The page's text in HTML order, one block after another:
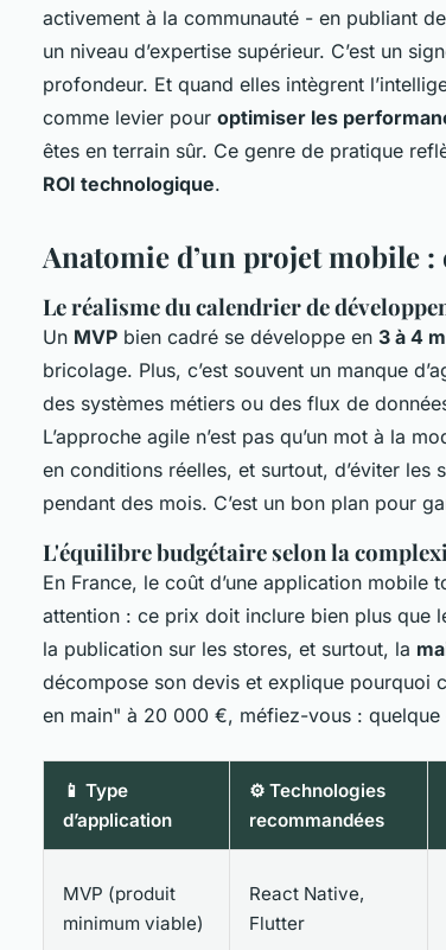
activement à la communauté - en publiant
un niveau d’expertise supérieur. C’est un
profondeur. Et quand elles intègrent
comme levier pour optimiser les
êtes en terrain sûr. Ce genre de pratique
ROI technologique.
Anatomie d’un projet mobile
Le réalisme du calendrier de
Un MVP bien cadré se développe en 3 à 4
bricolage. Plus, c’est souvent un manque
des systèmes métiers ou des flux de
L’approche agile n’est pas qu’un mot à la
en conditions réelles, et surtout, d’éviter
pendant des mois. C’est un bon plan pour
L'équilibre budgétaire selon la
En France, le coût d’une application mobile
attention : ce prix doit inclure bien plus que
la publication sur les stores, et surtout, la
décompose son devis et explique pourquoi
en main" à 20 000 €, méfiez-vous :
📱 Type
d’application
⚙️ Technologies
recommandées
MVP (produit
minimum viable)
React Native,
Flutter